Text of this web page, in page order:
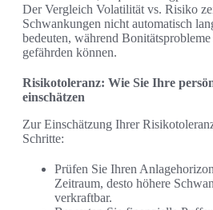
Der Vergleich Volatilität vs. Risiko
Schwankungen nicht automatisch
bedeuten, während
gefährden können.
Risikotoleranz: Wie Sie Ihre
einschätzen
Zur Einschätzung Ihrer
Schritte:
Prüfen Sie Ihren
Zeitraum, desto höhere
verkraftbar.